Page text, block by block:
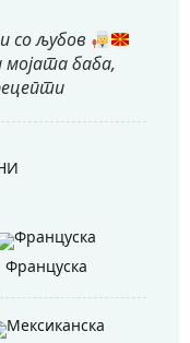
со љубов
мојата баба,
Француска